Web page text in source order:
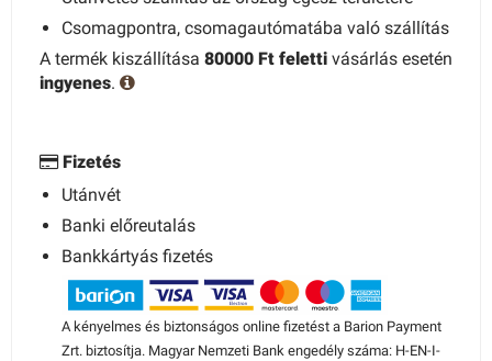
Csomagpontra, csomagautómatába való szállítás
A termék kiszállítása 80000 Ft feletti vásárlás esetén
ingyenes.
Fizetés
Utánvét
Banki előreutalás
Bankkártyás fizetés
A kényelmes és biztonságos online fizetést a Barion Payment
Zrt. biztosítja. Magyar Nemzeti Bank engedély száma: H-EN-I-